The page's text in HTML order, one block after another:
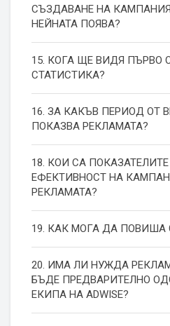
СЪЗДАВАНЕ НА
НЕЙНАТА ПОЯВА?
15. КОГА ЩЕ ВИДЯ ПЪРВО
СТАТИСТИКА?
16. ЗА КАКЪВ ПЕРИОД ОТ
ПОКАЗВА РЕКЛАМАТА?
18. КОИ СА
ЕФЕКТИВНОСТ НА
РЕКЛАМАТА?
19. КАК МОГА ДА ПОВИША
20. ИМА ЛИ НУЖДА
БЪДЕ ПРЕДВАРИТЕЛНО
ЕКИПА НА ADWISE?